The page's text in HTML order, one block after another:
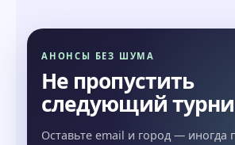
АНОНСЫ БЕЗ ШУМА
Не пропустить
следующий
Оставьте email и город —